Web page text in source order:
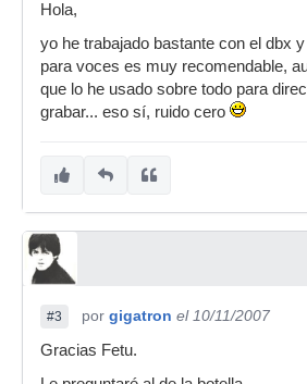
Hola,
yo he trabajado bastante con el dbx
para voces es muy recomendable,
que lo he usado sobre todo para
grabar... eso sí, ruido cero
#3 por gigatron el 10/11/2007
Gracias Fetu.